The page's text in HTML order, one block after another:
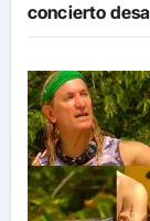
concierto